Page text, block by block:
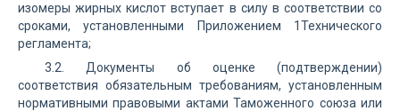
изомеры жирных кислот вступает в силу в соответствии со
сроками, установленными Приложением 1Технического
регламента;
3.2. Документы об оценке (подтверждении)
соответствия обязательным требованиям, установленным
нормативными правовыми актами Таможенного союза или